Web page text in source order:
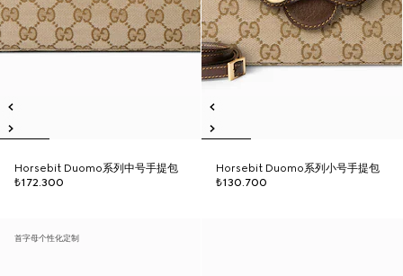
Horsebit Duomo系列中号手提包
₺172.300
Horsebit Duomo系列小号手提包
₺130.700
首字母个性化定制